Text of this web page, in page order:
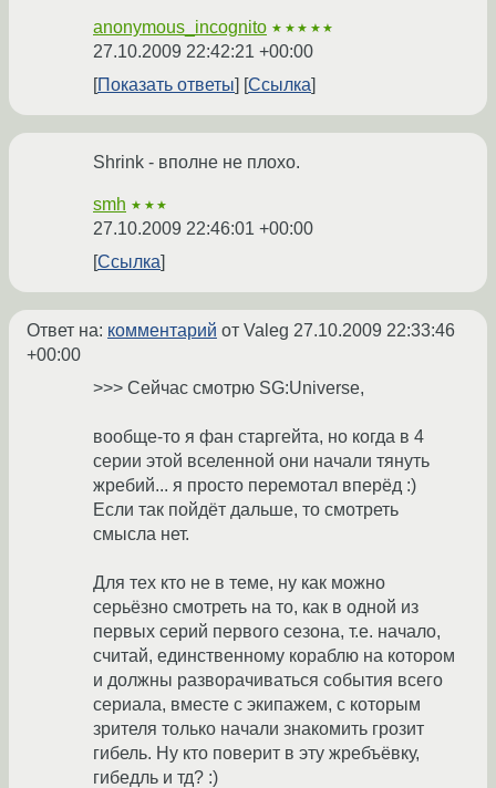
anonymous_incognito ★★★★★
27.10.2009 22:42:21 +00:00
Показать ответы
Ссылка
Shrink - вполне не плохо.
smh ★★★
27.10.2009 22:46:01 +00:00
Ссылка
Ответ на: комментарий от Valeg 27.10.2009 22:33:46
+00:00
>>> Сейчас смотрю SG:Universe,
вообще-то я фан старгейта, но когда в 4
серии этой вселенной они начали тянуть
жребий... я просто перемотал вперёд :)
Если так пойдёт дальше, то смотреть
смысла нет.
Для тех кто не в теме, ну как можно
серьёзно смотреть на то, как в одной из
первых серий первого сезона, т.е. начало,
считай, единственному кораблю на котором
и должны разворачиваться события всего
сериала, вместе с экипажем, с которым
зрителя только начали знакомить грозит
гибель. Ну кто поверит в эту жребъёвку,
гибедль и тд? :)